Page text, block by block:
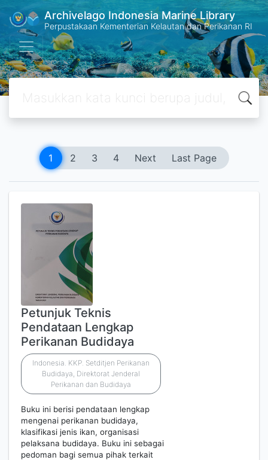
Archivelago Indonesia Marine Library
Perpustakaan Kementerian Kelautan dan Perikanan RI
1 2 3 4 Next Last Page
Petunjuk Teknis
Pendataan Lengkap
Perikanan Budidaya
Indonesia. KKP. Setditjen Perikanan
Budidaya, Direktorat Jenderal
Perikanan dan Budidaya
Buku ini berisi pendataan lengkap
mengenai perikanan budidaya,
klasifikasi jenis ikan, organisasi
pelaksana budidaya. Buku ini sebagai
pedoman bagi semua pihak terkait